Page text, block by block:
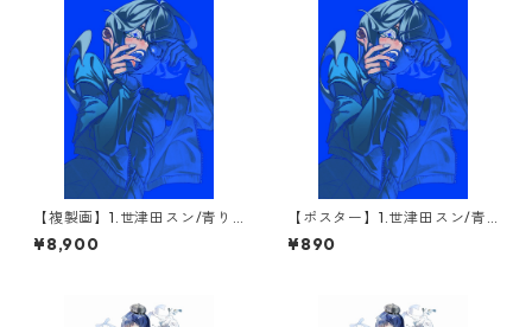
【複製画】1.世津田スン/青り(1
点限定)
¥8,900
【ポスター】1.世津田スン/青
り
¥890